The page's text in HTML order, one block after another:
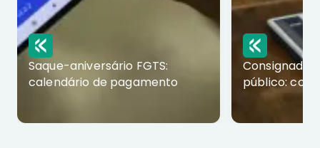
Saque-aniversário FGTS:
calendário de pagamento
Consignado
público: